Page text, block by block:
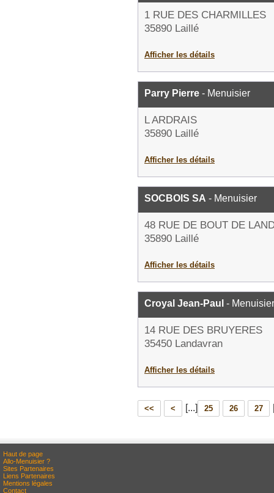
1 RUE DES CHARMILLES
35890 Laillé
Afficher les détails
Parry Pierre - Menuisier
L ARDRAIS
35890 Laillé
Afficher les détails
SOCBOIS SA - Menuisier
48 RUE DE BOUT DE
35890 Laillé
Afficher les détails
Croyal Jean-Paul - Menuisier
14 RUE DES BRUYERES
35450 Landavran
Afficher les détails
<< < [...] 25 26 27
Haut de page
Allo-Menuisier ?
Sites Partenaires
Liens Partenaires
Mentions légales
Contact